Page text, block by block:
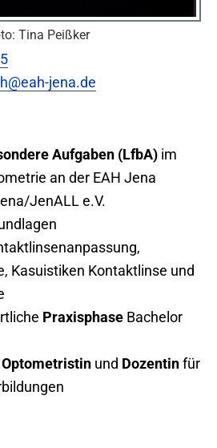
Tina Peißker
jena.de
Aufgaben (LfbA) im
an der EAH Jena
JenALL e.V.
Kasuistiken Kontaktlinse und
Praxisphase Bachelor
Optometristin und Dozentinfür